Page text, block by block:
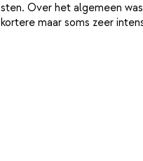
Over het algemeen
maar soms zeer